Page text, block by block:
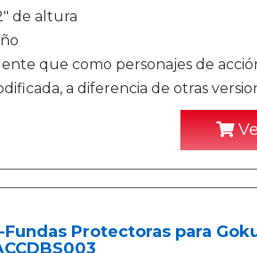
de altura
que como personajes de
a diferencia de otras
Protectoras para